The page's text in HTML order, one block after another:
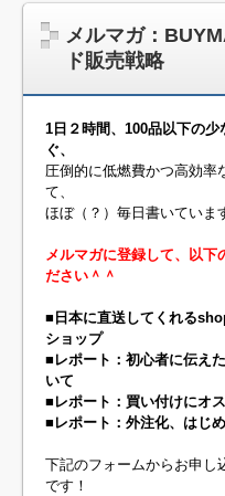
メルマガ：
ド販売戦略
1日２時間、100品以下の
ぐ、
圧倒的に低燃費かつ高効率
て、
ほぼ（？）毎日書いていま
メルマガに登録して、以下
ださい＾＾
■日本に直送してくれる
ショップ
■レポート：初心者に伝え
いて
■レポート：買い付けにオ
■レポート：外注化、はじ
下記のフォームからお申し
です！